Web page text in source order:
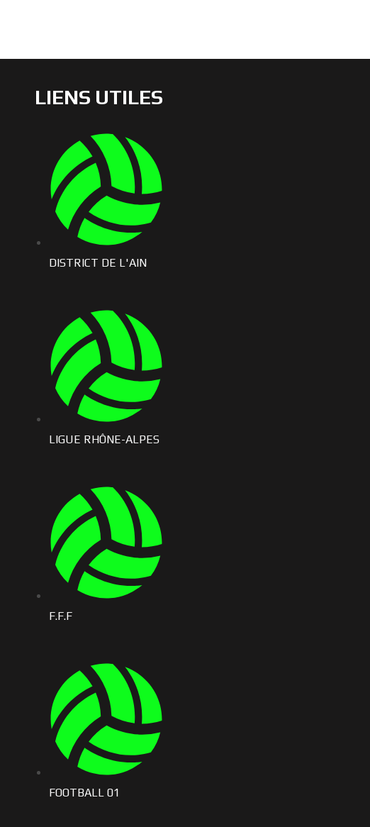
LIENS UTILES
DISTRICT DE L'AIN
LIGUE RHÔNE-ALPES
F.F.F
FOOTBALL 01